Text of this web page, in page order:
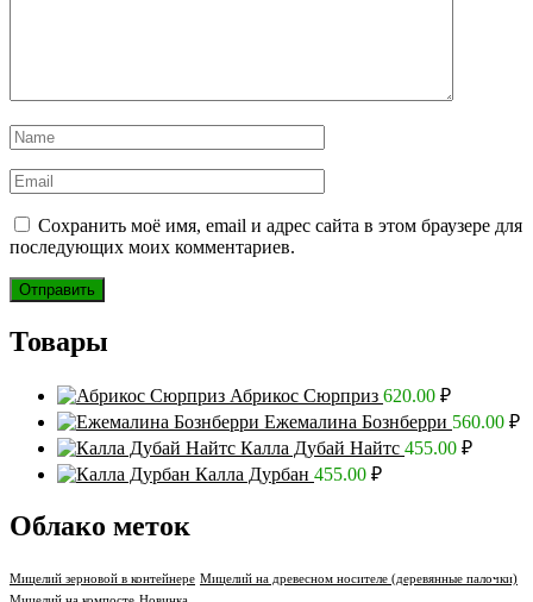
Сохранить моё имя, email и адрес сайта в этом браузере для
последующих моих комментариев.
Товары
Абрикос Сюрприз 620.00 ₽
Ежемалина Бознберри 560.00 ₽
Калла Дубай Найтс 455.00 ₽
Калла Дурбан 455.00 ₽
Облако меток
Мицелий зерновой в контейнере Мицелий на древесном носителе (деревянные палочки)